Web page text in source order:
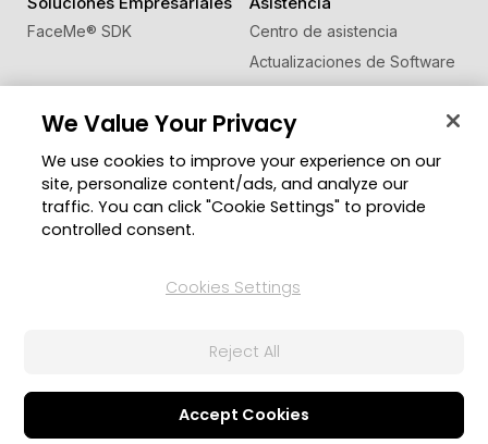
FaceMe® SDK
Centro de asistencia
Actualizaciones de Software
Centro de Aprendizaje
Zona de Miembros
Blog
Cambiar región
Configuración de cookies
We Value Your Privacy
We use cookies to improve your experience on our
site, personalize content/ads, and analyze our
traffic. You can click "Cookie Settings" to provide
controlled consent.
Cookies Settings
Reject All
Accept Cookies